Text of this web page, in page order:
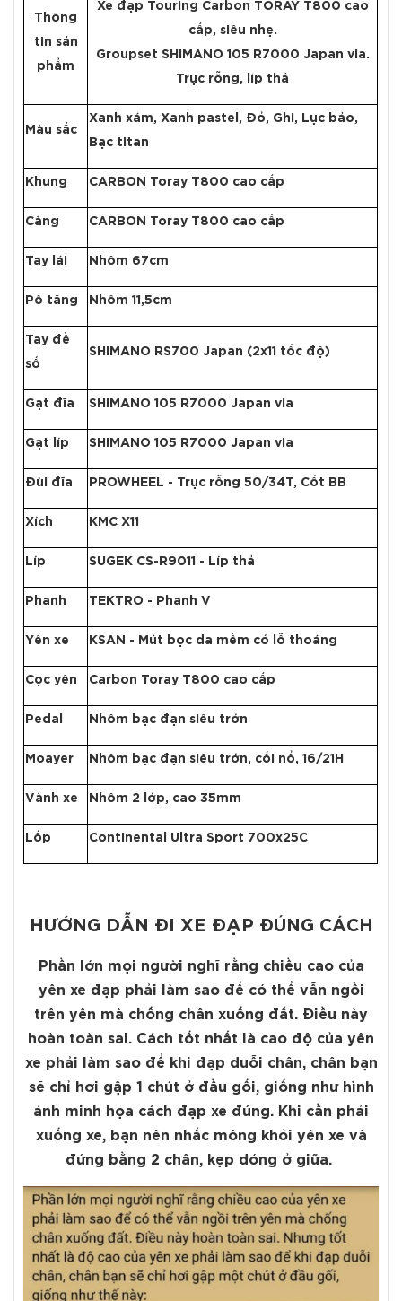
Thông
tin sản
phẩm
Xe đạp Touring Carbon TORAY T800 cao
cấp, siêu nhẹ.
Groupset SHIMANO 105 R7000 Japan via.
Trục rỗng, líp thả
Màu sắc
Xanh xám, Xanh pastel, Đỏ, Ghi, Lục bảo,
Bạc titan
Khung CARBON Toray T800 cao cấp
Càng CARBON Toray T800 cao cấp
Tay lái Nhôm 67cm
Pô tăng Nhôm 11,5cm
Tay đề
số
SHIMANO RS700 Japan (2x11 tốc độ)
Gạt đĩa SHIMANO 105 R7000 Japan via
Gạt líp SHIMANO 105 R7000 Japan via
Đùi đĩa PROWHEEL - Trục rỗng 50/34T, Cốt BB
Xích KMC X11
Líp SUGEK CS-R9011 - Líp thả
Phanh TEKTRO - Phanh V
Yên xe KSAN - Mút bọc da mềm có lỗ thoáng
Cọc yên Carbon Toray T800 cao cấp
Pedal Nhôm bạc đạn siêu trớn
Moayer Nhôm bạc đạn siêu trớn, cối nổ, 16/21H
Vành xe Nhôm 2 lớp, cao 35mm
Lốp Continental Ultra Sport 700x25C
HƯỚNG DẪN ĐI XE ĐẠP ĐÚNG CÁCH
Phần lớn mọi người nghĩ rằng chiều cao của
yên xe đạp phải làm sao để có thể vẫn ngồi
trên yên mà chống chân xuống đất. Điều này
hoàn toàn sai. Cách tốt nhất là cao độ của yên
xe phải làm sao để khi đạp duỗi chân, chân bạn
sẽ chỉ hơi gập 1 chút ở đầu gối, giống như hình
ảnh minh họa cách đạp xe đúng. Khi cần phải
xuống xe, bạn nên nhấc mông khỏi yên xe và
đứng bằng 2 chân, kẹp dóng ở giữa.